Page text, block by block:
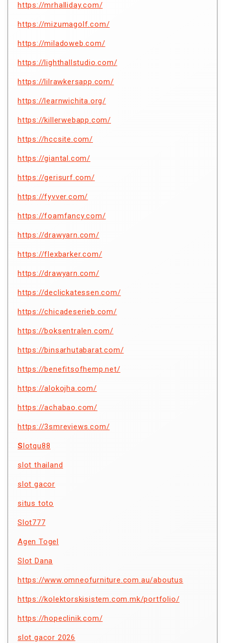
https://mrhalliday.com/
https://mizumagolf.com/
https://miladoweb.com/
https://lighthallstudio.com/
https://lilrawkersapp.com/
https://learnwichita.org/
https://killerwebapp.com/
https://hccsite.com/
https://giantal.com/
https://gerisurf.com/
https://fyvver.com/
https://foamfancy.com/
https://drawyarn.com/
https://flexbarker.com/
https://drawyarn.com/
https://declickatessen.com/
https://chicadeserieb.com/
https://boksentralen.com/
https://binsarhutabarat.com/
https://benefitsofhemp.net/
https://alokojha.com/
https://achabao.com/
https://3smreviews.com/
Slotqu88
slot thailand
slot gacor
situs toto
Slot777
Agen Togel
Slot Dana
https://www.omneofurniture.com.au/aboutus
https://kolektorskisistem.com.mk/portfolio/
https://hopeclinik.com/
slot gacor 2026